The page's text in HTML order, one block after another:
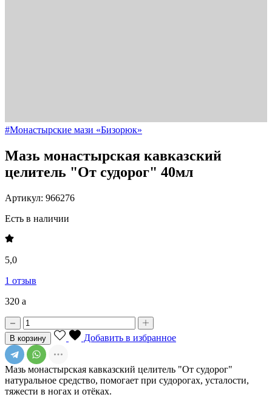
#Монастырские мази «Бизорюк»
Мазь монастырская кавказский
целитель "От судорог" 40мл
Артикул: 966276
Есть в наличии
5,0
1 отзыв
320 a
В корзину Добавить в избранное
Мазь монастырская кавказский целитель "От судорог"
натуральное средство, помогает при судорогах, усталости,
тяжести в ногах и отёках.